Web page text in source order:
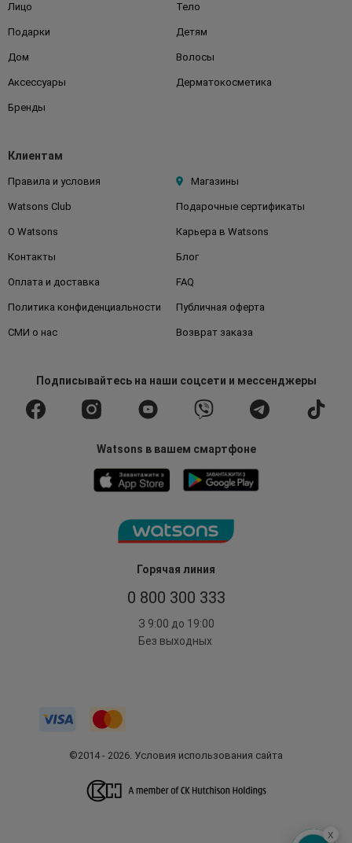
Горячая линия
0 800 300 333
З 9:00 до 19:00
Без выходных
Лицо Тело
Подарки Детям
Дом Волосы
Аксессуары Дерматокосметика
Бренды
Клиентам
Правила и условия Магазины
Watsons Club Подарочные сертификаты
О Watsons Карьера в Watsons
Контакты Блог
Оплата и доставка FAQ
Политика конфиденциальности Публичная оферта
СМИ о нас Возврат заказа
Подписывайтесьна наши соцсети и мессенджеры
Watsons в вашем смартфоне
©2014 - 2026. Условия использования сайта
x